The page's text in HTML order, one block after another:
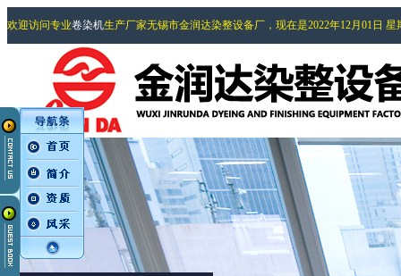
欢迎访问专业卷染机生产厂家无锡市金润达染整设备厂，现在是2022年12月01日